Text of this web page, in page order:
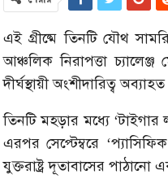
এই গ্রীষ্মে তিনটি যৌথ
আঞ্চলিক নিরাপত্তা
দীর্ঘস্থায়ী অংশীদারিত্ব
তিনটি মহড়ার মধ্যে ‘টাইগার
এরপর সেপ্টেম্বরে
যুক্তরাষ্ট্র দূতাবাসের পাঠানো